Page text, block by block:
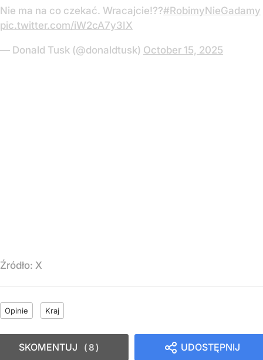
Nie ma na co czekać. Wracajcie!??#RobimyNieGadamy
pic.twitter.com/iW2cA7y3IX
— Donald Tusk (@donaldtusk) October 15, 2025
Źródło: X
Opinie Kraj
UDOSTĘPNIJ
SKOMENTUJ 8